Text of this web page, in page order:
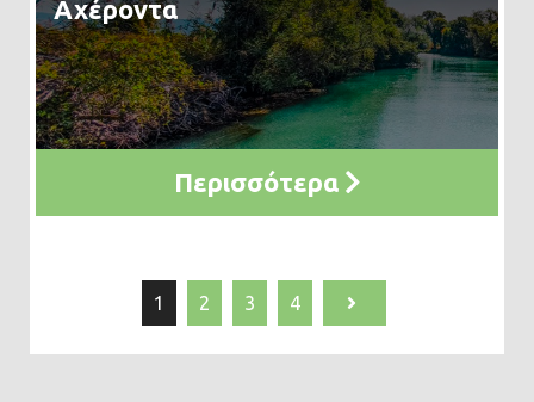
Αχέροντα
Περισσότερα
1 2 3 4